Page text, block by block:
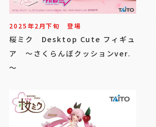
2025年2月下旬 登場
桜ミク Desktop Cute フィギュ
ア ～さくらんぼクッションver.
～